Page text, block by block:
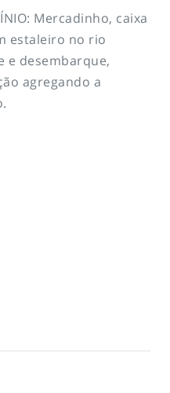
Mercadinho, caixa
estaleiro no rio
e desembarque,
agregando a